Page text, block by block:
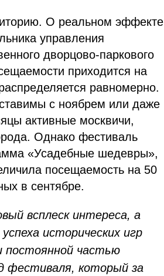
О реальном эффекте
управления
дворцово-паркового
приходится на
равномерно.
с ноябрем или даже
активные москвичи,
Однако фестиваль
«Усадебные шедевры»,
посещаемость на 50
в сентябре.
всплеск интереса, а
исторических игр
постоянной частью
фестиваля, который за